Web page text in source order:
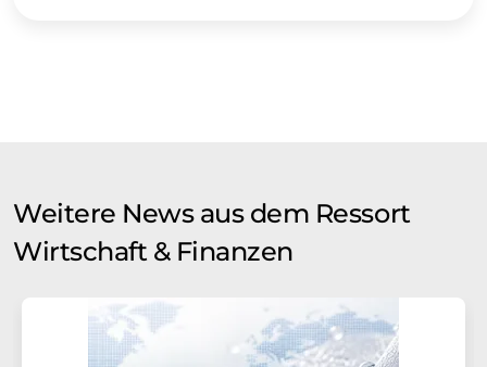
Weitere News aus dem Ressort
Wirtschaft & Finanzen